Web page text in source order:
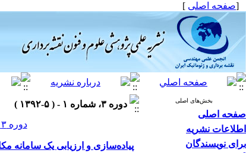
[صفحه اصلی ]
بخش‌های اصلی
صفحه اصلی
اطلاعات نشریه
برای نویسندگان
دوره ۳، شماره ۱ - ( ۵-۱۳۹۲ )
دوره ۳ شماره ۱ صفحات ۷۴-۶۱
پیاده‌سازی و ارزیابی یک سامانه